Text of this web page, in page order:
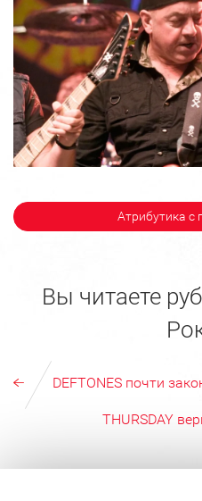
Атрибутика с
Вы читаете
DEFTONES почти
THURSDAY